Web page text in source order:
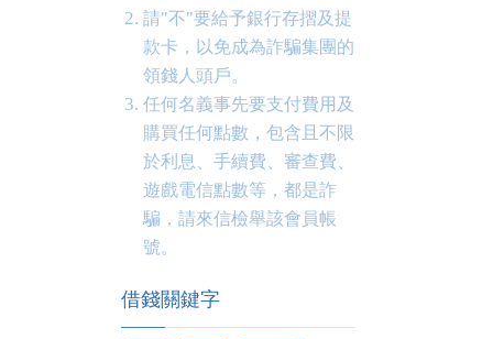
請"不"要給予銀行存摺及提
款卡，以免成為詐騙集團的
領錢人頭戶。
任何名義事先要支付費用及
購買任何點數，包含且不限
於利息、手續費、審查費、
遊戲電信點數等，都是詐
騙，請來信檢舉該會員帳
號。
借錢關鍵字